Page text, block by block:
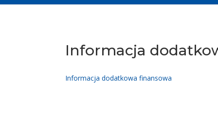
Informacja
Informacja dodatkowa finansowa